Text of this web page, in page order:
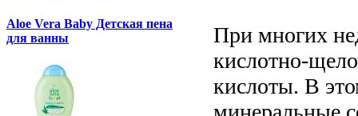
При многих
кислотно-
кислоты. В
Aloe Vera Baby Детская пена
для ванны